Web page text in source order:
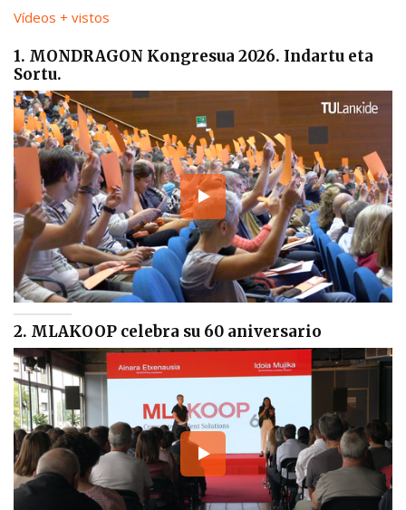
Vídeos + vistos
1. MONDRAGON Kongresua 2026. Indartu eta
Sortu.
2. MLAKOOP celebra su 60 aniversario